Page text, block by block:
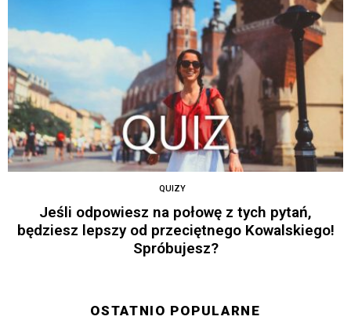
QUIZY
Jeśli odpowiesz na połowę z tych pytań,
będziesz lepszy od przeciętnego Kowalskiego!
Spróbujesz?
OSTATNIO POPULARNE